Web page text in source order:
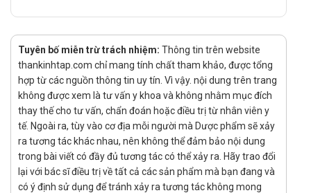
Sốc quá mẫn chỉ xảy ra khi tiêm, và chỉ tiêm thiamin đơn
độc; nếu dùng phối hợp với các vitamin B khác thì phản
ứng không xảy ra. Bình thường do thiamin tăng cường tác
dụng của acetylcholin, nên một số phản ứng da có thể coi
như phản ứng dị ứng.
Hiếm gặp, ADR < 1/1000
Toàn thân: Ra nhiều mồ hôi, sốc quá mẫn.
Tuần hoàn: Tăng huyết áp cấp.
Tuyên bố miễn trừ trách nhiệm: Thông tin trên website
thankinhtap.com chỉ mang tính chất tham khảo, được tổng
hợp từ các nguồn thông tin uy tín. Vì vậy. nội dung trên trang
không được xem là tư vấn y khoa và không nhằm mục đích
thay thế cho tư vấn, chẩn đoán hoặc điều trị từ nhân viên y
tế. Ngoài ra, tùy vào cơ địa mỗi người mà Dược phẩm sẽ xảy
ra tương tác khác nhau, nên không thể đảm bảo nội dung
trong bài viết có đầy đủ tương tác có thể xảy ra. Hãy trao đổi
lại với bác sĩ điều trị về tất cả các sản phẩm mà bạn đang và
có ý định sử dụng để tránh xảy ra tương tác không mong